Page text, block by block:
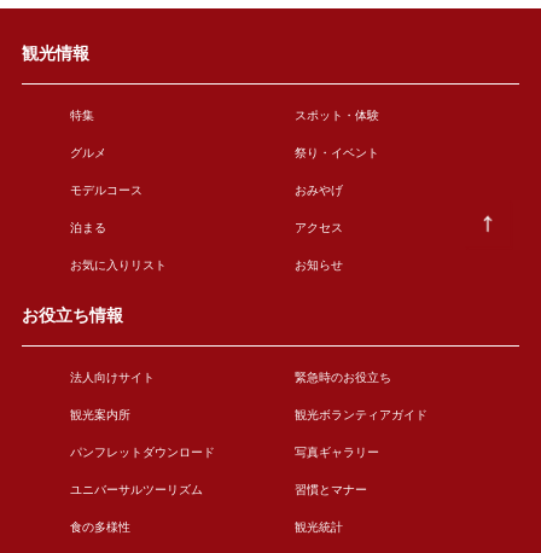
観光情報
特集 スポット・体験
グルメ 祭り・イベント
モデルコース おみやげ
泊まる アクセス
お気に入りリスト お知らせ
お役立ち情報
法人向けサイト 緊急時のお役立ち
観光案内所 観光ボランティアガイド
パンフレットダウンロード 写真ギャラリー
ユニバーサルツーリズム 習慣とマナー
食の多様性 観光統計